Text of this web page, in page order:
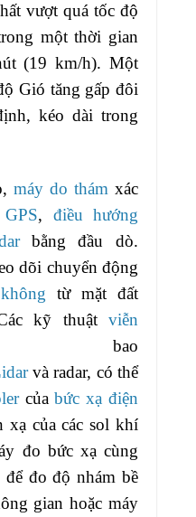
vượt quá tốc độ
một thời gian
(19 km/h). Một
Gió tăng gấp đôi
kéo dài trong
máy do thám xác
GPS, điều hướng
bằng đầu dò.
dõi chuyển động
từ mặt đất
kỹ thuật viễn
bao
và radar, có thể
củabức xạ điện
xạ của các sol khí
đo bức xạ cùng
đo độ nhám bề
gian hoặc máy